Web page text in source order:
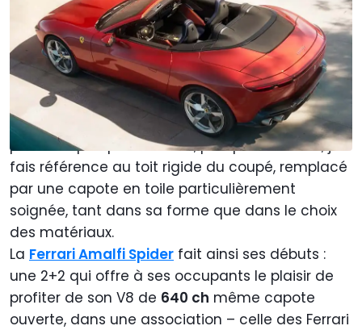
Par: Andrea Farina
Publié par:Emmanuel Rolland
13 Marà16:49
Ajouter Motor1.com en tant que
source préférée sur Google
La valeur ajoutée, dans ce cas, consiste à «
perdre » quelque chose et, plus précisément, je
fais référence au toit rigide du coupé, remplacé
par une capote en toile particulièrement
soignée, tant dans sa forme que dans le choix
des matériaux.
La Ferrari Amalfi Spider fait ainsi ses débuts :
une 2+2 qui offre à ses occupants le plaisir de
profiter de son V8 de 640 ch même capote
ouverte, dans une association – celle des Ferrari